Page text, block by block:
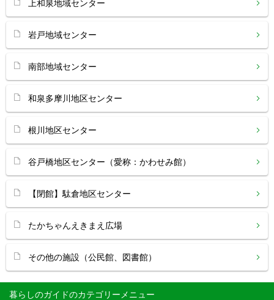
暮らしのガイド
上和泉地域センター
岩戸地域センター
南部地域センター
和泉多摩川地区センター
根川地区センター
谷戸橋地区センター（愛称：かわせみ館）
【閉館】駄倉地区センター
たかちゃんえきまえ広場
その他の施設（公民館、図書館）